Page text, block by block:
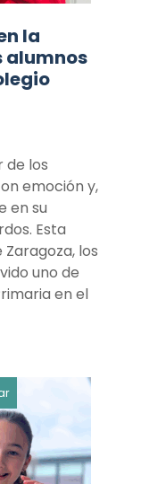
la
alumnos
de los
emoción y,
en su
Esta
los
uno de
en el